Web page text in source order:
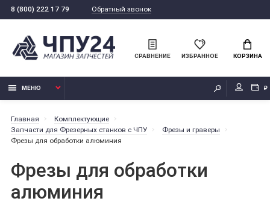
8 (800) 222 17 79 Обратный звонок
СРАВНЕНИЕ ИЗБРАННОЕ КОРЗИНА
МЕНЮ ₽
Главная
Комплектующие
Запчасти для Фрезерных станков с ЧПУ
Фрезы и граверы
Фрезы для обработки алюминия
Фрезы для обработки
алюминия